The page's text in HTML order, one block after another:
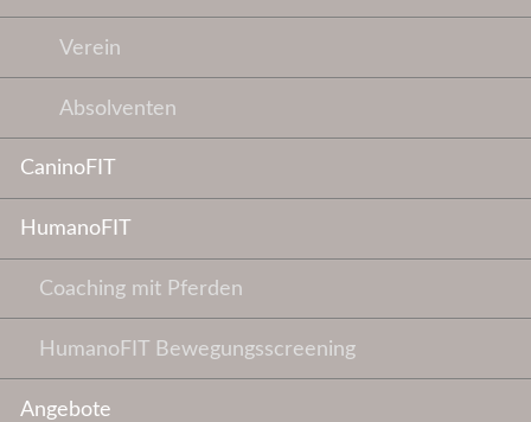
Verein
Absolventen
CaninoFIT
HumanoFIT
Coaching mit Pferden
HumanoFIT Bewegungsscreening
Angebote